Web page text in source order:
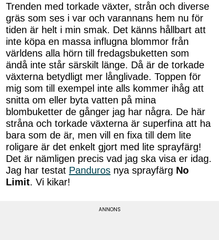
Trenden med torkade växter, strån och diverse
gräs som ses i var och varannans hem nu för
tiden är helt i min smak. Det känns hållbart att
inte köpa en massa influgna blommor från
världens alla hörn till fredagsbuketten som
ändå inte står särskilt länge. Då är de torkade
växterna betydligt mer långlivade. Toppen för
mig som till exempel inte alls kommer ihåg att
snitta om eller byta vatten på mina
blombuketter de gånger jag har några. De här
stråna och torkade växterna är superfina att ha
bara som de är, men vill en fixa till dem lite
roligare är det enkelt gjort med lite sprayfärg!
Det är nämligen precis vad jag ska visa er idag.
Jag har testat Panduros nya sprayfärg No
Limit. Vi kikar!